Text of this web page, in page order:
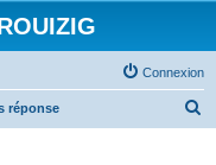
Connexion
réponse